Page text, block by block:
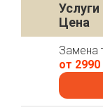
Услуги
Цена
Замена
от 2990